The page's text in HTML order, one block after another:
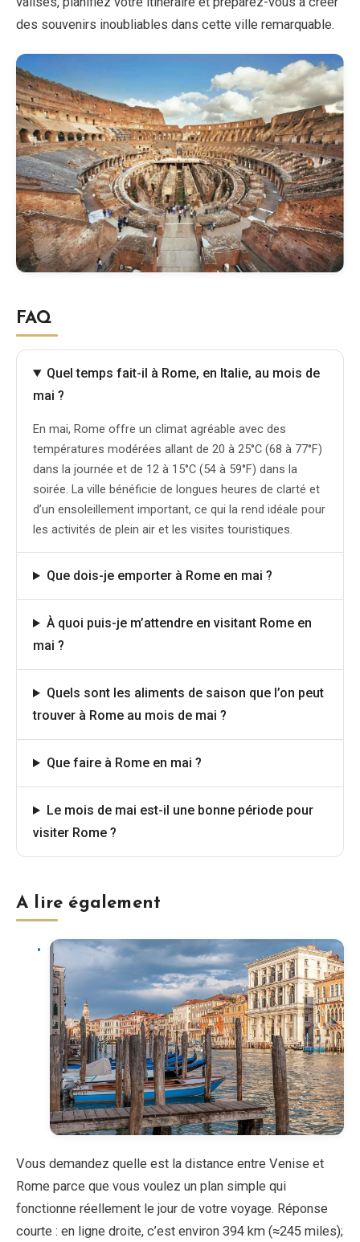
des souvenirs inoubliables dans cette ville remarquable.
FAQ
Quel temps fait-il à Rome, en Italie, au mois de
mai ?
En mai, Rome offre un climat agréable avec des
températures modérées allant de 20 à 25°C (68 à 77°F)
dans la journée et de 12 à 15°C (54 à 59°F) dans la
soirée. La ville bénéficie de longues heures de clarté et
d’un ensoleillement important, ce qui la rend idéale pour
les activités de plein air et les visites touristiques.
Que dois-je emporter à Rome en mai ?
À quoi puis-je m’attendre en visitant Rome en
mai ?
Quels sont les aliments de saison que l’on peut
trouver à Rome au mois de mai ?
Que faire à Rome en mai ?
Le mois de mai est-il une bonne période pour
visiter Rome ?
A lire également
Vous demandez quelle est la distance entre Venise et
Rome parce que vous voulez un plan simple qui
fonctionne réellement le jour de votre voyage. Réponse
courte : en ligne droite, c’est environ 394 km (≈245 miles);